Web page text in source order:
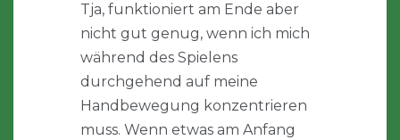
Tja, funktioniert am Ende aber
nicht gut genug, wenn ich mich
während des Spielens
durchgehend auf meine
Handbewegung konzentrieren
muss. Wenn etwas am Anfang